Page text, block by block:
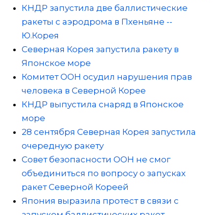
КНДР запустила две баллистические
ракеты с аэродрома в Пхеньяне --
Ю.Корея
Северная Корея запустила ракету в
Японское море
Комитет ООН осудил нарушения прав
человека в Северной Корее
КНДР выпустила снаряд в Японское
море
28 сентября Северная Корея запустила
очередную ракету
Совет безопасности ООН не смог
объединиться по вопросу о запусках
ракет Северной Кореей
Япония выразила протест в связи с